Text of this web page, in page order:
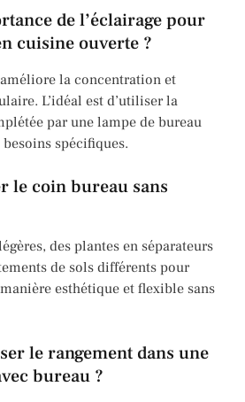
de l’éclairage pour
cuisine ouverte ?
la concentration et
L’idéal est d’utiliser la
par une lampe de bureau
spécifiques.
le coin bureau sans
des plantes en séparateurs
de sols différents pour
esthétique et flexible sans
le rangement dans une
bureau ?